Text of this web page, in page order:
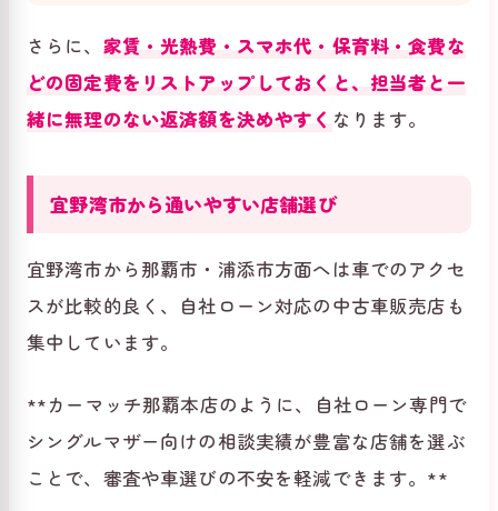
さらに、 家賃・光熱費・スマホ代・保育料・食費な
どの固定費をリストアップしておくと、担当者と一
緒に無理のない返済額を決めやすく なります。
宜野湾市から通いやすい店舗選び
宜野湾市から那覇市・浦添市方面へは車でのアクセ
スが比較的良く、自社ローン対応の中古車販売店も
集中しています。
**カーマッチ那覇本店のように、自社ローン専門で
シングルマザー向けの相談実績が豊富な店舗を選ぶ
ことで、審査や車選びの不安を軽減できます。**